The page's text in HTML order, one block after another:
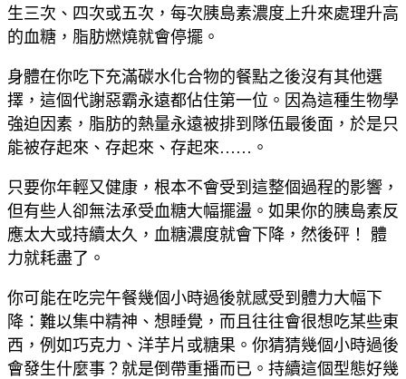
生三次、四次或五次，每次胰島素濃度上升來處理升高
的血糖，脂肪燃燒就會停擺。
身體在你吃下充滿碳水化合物的餐點之後沒有其他選
擇，這個代謝惡霸永遠都佔住第一位。因為這種生物學
強迫因素，脂肪的熱量永遠被排到隊伍最後面，於是只
能被存起來、存起來、存起來……。
只要你年輕又健康，根本不會受到這整個過程的影響，
但有些人卻無法承受血糖大幅擺盪。如果你的胰島素反
應太大或持續太久，血糖濃度就會下降，然後砰！ 體
力就耗盡了。
你可能在吃完午餐幾個小時過後就感受到體力大幅下
降：難以集中精神、想睡覺，而且往往會很想吃某些東
西，例如巧克力、洋芋片或糖果。你猜猜幾個小時過後
會發生什麼事？就是倒帶重播而已。持續這個型態好幾